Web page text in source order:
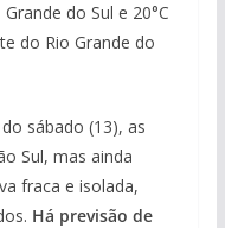
do Sul e 20°C
do Rio Grande do
sábado (13), as
Sul, mas ainda
fraca e isolada,
Há previsão de